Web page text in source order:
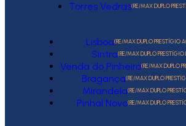
Torres Vedras(RE/MAX DUPLO
Lisboa(RE/MAX DUPLO PRESTÍGIO
Sintra(RE/MAX DUPLO PRESTÍGIO
Venda do Pinheiro(RE/MAX DUPLO
Bragança(RE/MAX DUPLO
Mirandela(RE/MAX DUPLO
Pinhal Novo(RE/MAX DUPLO